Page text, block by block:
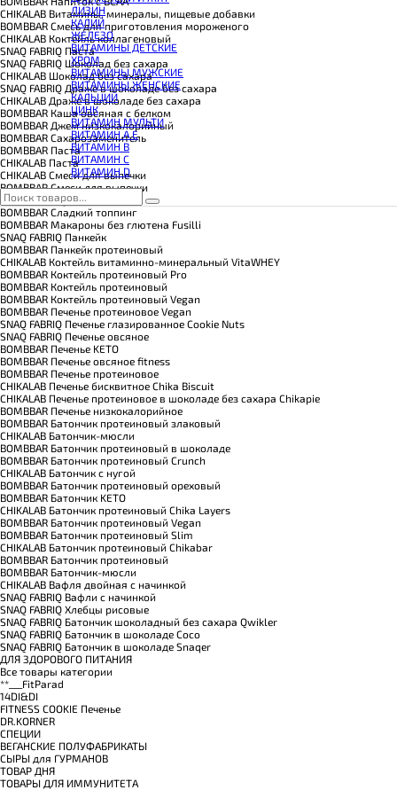
КРЕАТИН
ПОЛЕЗНЫЕ ЖИРЫ
ПРОТЕИН
ПРОТЕИНОВОЕ ПЕЧЕНЬЕ
ПРОТЕИНОВЫЕ БАТОНЧИКИ
ПРОТЕИНОВЫЕ КАШИ
ТЕСТОБУСТЕРЫ
ЦИТРУЛЛИН МАЛАТ
ПРЕДТРЕНИРОВОЧНЫЕ КОМПЛЕКСЫ
ЭНЕРГЕТИКИ И ЖИРОСЖИГАТЕЛИ#
ЛИЗИН
КАЛИЙ
ЖЕЛЕЗО
ВИТАМИНЫ ДЕТСКИЕ
ХРОМ
ВИТАМИНЫ МУЖСКИЕ
ВИТАМИНЫ ЖЕНСКИЕ
КАЛЬЦИЙ
ЦИНК
ВИТАМИН МУЛЬТИ
ВИТАМИН A E
ВИТАМИН B
ВИТАМИН C
ВИТАМИН D
CHIKALAB Витамины, минералы, пищевые добавки
BOMBBAR Смесь для приготовления мороженого
CHIKALAB Коктейль коллагеновый
SNAQ FABRIQ Паста
SNAQ FABRIQ Шоколад без сахара
CHIKALAB Шоколад без сахара
SNAQ FABRIQ Драже в шоколаде без сахара
CHIKALAB Драже в шоколаде без сахара
BOMBBAR Каша овсяная с белком
BOMBBAR Джем низкокалорийный
BOMBBAR Сахарозаменитель
BOMBBAR Паста
CHIKALAB Паста
CHIKALAB Смеси для выпечки
BOMBBAR Смеси для выпечки
BOMBBAR Соус
BOMBBAR Сладкий топпинг
BOMBBAR Макароны без глютена Fusilli
SNAQ FABRIQ Панкейк
BOMBBAR Панкейк протеиновый
CHIKALAB Коктейль витаминно-минеральный VitaWHEY
BOMBBAR Коктейль протеиновый Pro
BOMBBAR Коктейль протеиновый
BOMBBAR Коктейль протеиновый Vegan
BOMBBAR Печенье протеиновое Vegan
SNAQ FABRIQ Печенье глазированное Cookie Nuts
SNAQ FABRIQ Печенье овсяное
BOMBBAR Печенье KETO
BOMBBAR Печенье овсяное fitness
BOMBBAR Печенье протеиновое
CHIKALAB Печенье бисквитное Chika Biscuit
CHIKALAB Печенье протеиновое в шоколаде без сахара Chikapie
BOMBBAR Печенье низкокалорийное
BOMBBAR Батончик протеиновый злаковый
CHIKALAB Батончик-мюсли
BOMBBAR Батончик протеиновый в шоколаде
BOMBBAR Батончик протеиновый Crunch
CHIKALAB Батончик с нугой
BOMBBAR Батончик протеиновый ореховый
BOMBBAR Батончик KETO
CHIKALAB Батончик протеиновый Chika Layers
BOMBBAR Батончик протеиновый Vegan
BOMBBAR Батончик протеиновый Slim
CHIKALAB Батончик протеиновый Chikabar
BOMBBAR Батончик протеиновый
BOMBBAR Батончик-мюсли
CHIKALAB Вафля двойная с начинкой
SNAQ FABRIQ Вафли с начинкой
SNAQ FABRIQ Хлебцы рисовые
SNAQ FABRIQ Батончик шоколадный без сахара Qwikler
SNAQ FABRIQ Батончик в шоколаде Coco
SNAQ FABRIQ Батончик в шоколаде Snaqer
ДЛЯ ЗДОРОВОГО ПИТАНИЯ
Все товары категории
**___FitParad
14DI&DI
FITNESS COOKIE Печенье
DR.KORNER
СПЕЦИИ
ВЕГАНСКИЕ ПОЛУФАБРИКАТЫ
СЫРЫ для ГУРМАНОВ
TОВАР ДНЯ
TОВАРЫ ДЛЯ ИММУНИТЕТА